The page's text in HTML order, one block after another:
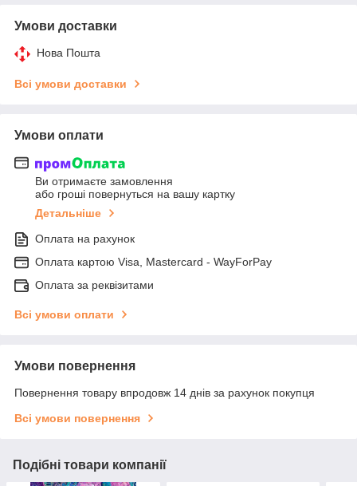
Умови доставки
Нова Пошта
Всі умови доставки
Умови оплати
Ви отримаєте замовлення
або гроші повернуться на вашу картку
Детальніше
Оплата на рахунок
Оплата картою Visa, Mastercard - WayForPay
Оплата за реквізитами
Всі умови оплати
Умови повернення
Повернення товару впродовж 14 днів за рахунок покупця
Всі умови повернення
Подібні товари компанії